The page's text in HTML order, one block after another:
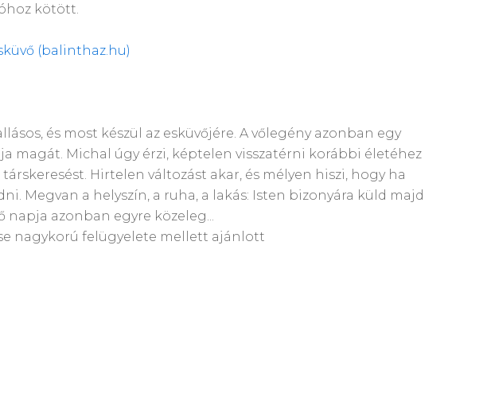
kötött.
(balinthaz.hu)
és most készül az esküvőjére. A vőlegény azonban egy
magát. Michal úgy érzi, képtelen visszatérni korábbi életéhez
Hirtelen változást akar, és mélyen hiszi, hogy ha
Megvan a helyszín, a ruha, a lakás: Isten bizonyára küld majd
azonban egyre közeleg...
nagykorú felügyelete mellett ajánlott